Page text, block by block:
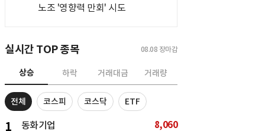
노조 '영향력 만회' 시도
실시간 TOP 종목 08.08 장마감
상승 하락 거래대금 거래량
전체 코스피 코스닥 ETF
1 동화기업 8,060